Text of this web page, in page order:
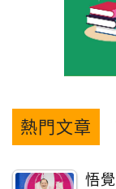
熱門文章
悟